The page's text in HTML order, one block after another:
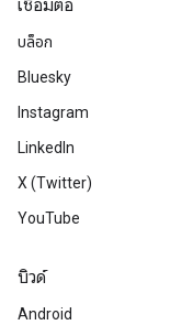
เชื่อมต่อ
บล็อก
Bluesky
Instagram
LinkedIn
X (Twitter)
YouTube
บิวด์
Android